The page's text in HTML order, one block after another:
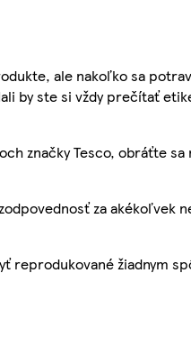
ale nakoľko sa
by ste si vždy prečítať
značky Tesco, obráťte sa
za akékoľvek
žiadnym